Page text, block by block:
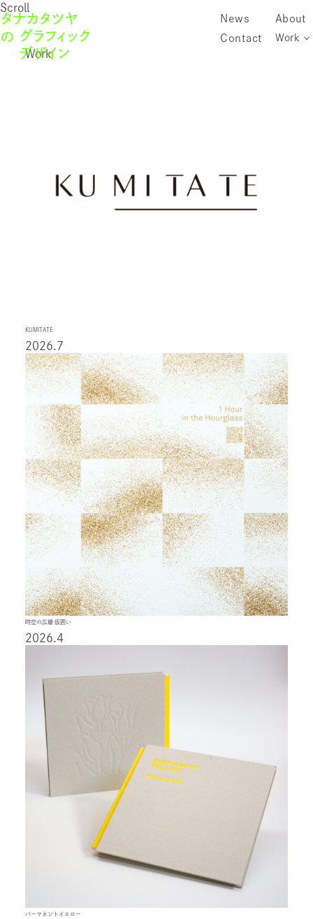
News
About
Contact
Work
Scroll
Work
KUMITATE
2026.7
時空の広場 仮囲い
2026.4
パーマネントイエロー